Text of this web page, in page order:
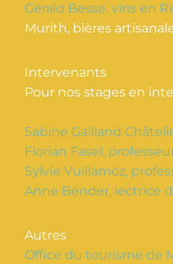
Gérald Besse, vins en
Murith, bières
Intervenants
Pour nos stages en
Sabine Gailland
Florian Fasel,
Sylvie Vuillamoz,
Anne Bender, lectrice
Autres
Office du tourisme de